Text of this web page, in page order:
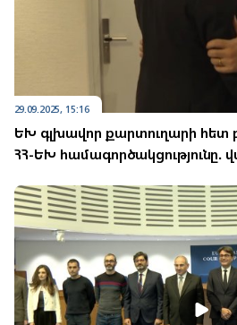
29.09.2025, 15:16
ԵԽ գլխավոր քարտուղարի
ՀՀ-ԵԽ համագործակցությունը.